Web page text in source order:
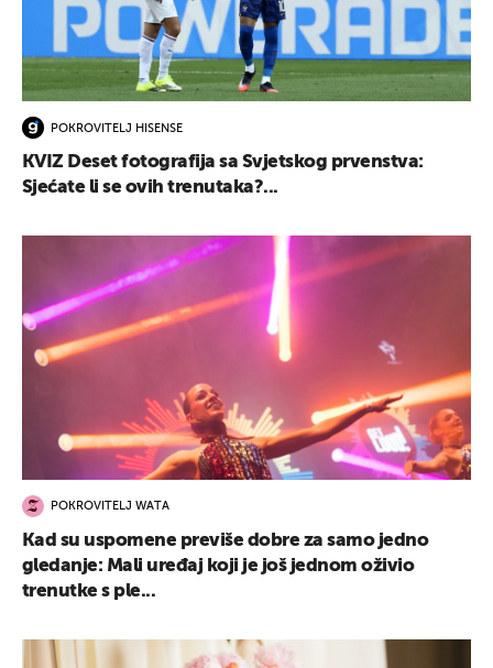
POKROVITELJ HISENSE
KVIZ Deset fotografija sa Svjetskog prvenstva:
Sjećate li se ovih trenutaka?...
POKROVITELJ WATA
Kad su uspomene previše dobre za samo jedno
gledanje: Mali uređaj koji je još jednom oživio
trenutke s ple...